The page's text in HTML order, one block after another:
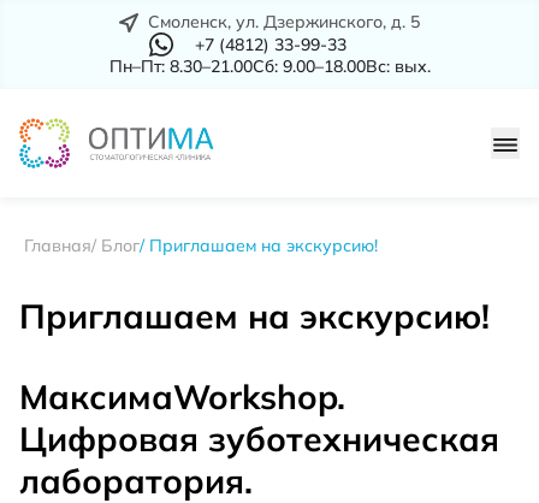
Смоленск, ул. Дзержинского, д. 5
+7 (4812) 33-99-33
Пн–Пт: 8.30–21.00Сб: 9.00–18.00Вс: вых.
Главная Блог Приглашаем на экскурсию!
Приглашаем на экскурсию!
МаксимаWorkshop.
Цифровая зуботехническая
лаборатория.